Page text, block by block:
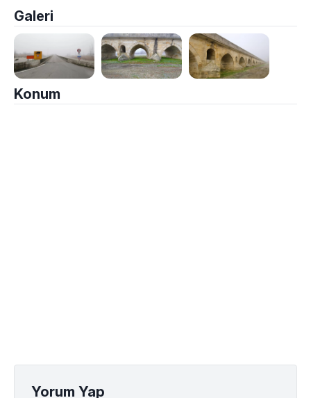
Galeri
Konum
Yorum Yap